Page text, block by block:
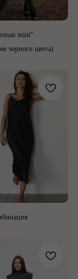
mini"
черного цвета)